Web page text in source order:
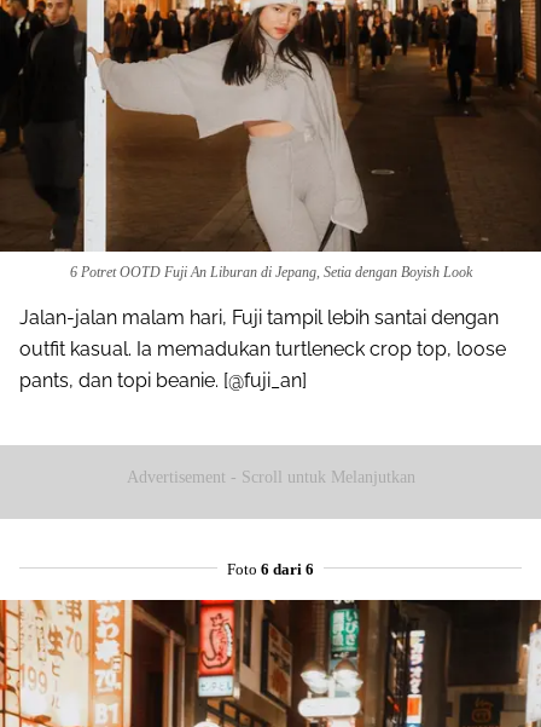
6 Potret OOTD Fuji An Liburan di Jepang, Setia dengan Boyish Look
Jalan-jalan malam hari, Fuji tampil lebih santai dengan
outfit kasual. Ia memadukan turtleneck crop top, loose
pants, dan topi beanie. [@fuji_an]
Advertisement - Scroll untuk Melanjutkan
Foto 6 dari 6